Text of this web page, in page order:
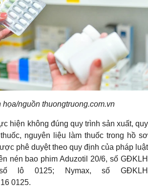
họa/nguồn thuongtruong.com.vn
hiện không đúng quy trình sản xuất, quy
nguyên liệu làm thuốc trong hồ sơ
phê duyệt theo quy định của pháp luật
nén bao phim Aduzotil 20/6, số GĐKLH
số lô 0125; Nymax, số GĐKLH
0125.